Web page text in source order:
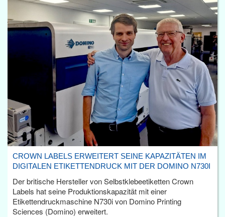
CROWN LABELS ERWEITERT SEINE KAPAZITÄTEN IM
DIGITALEN ETIKETTENDRUCK MIT DER DOMINO N730I
Der britische Hersteller von Selbstklebeetiketten Crown
Labels hat seine Produktionskapazität mit einer
Etikettendruckmaschine N730i von Domino Printing
Sciences (Domino) erweitert.